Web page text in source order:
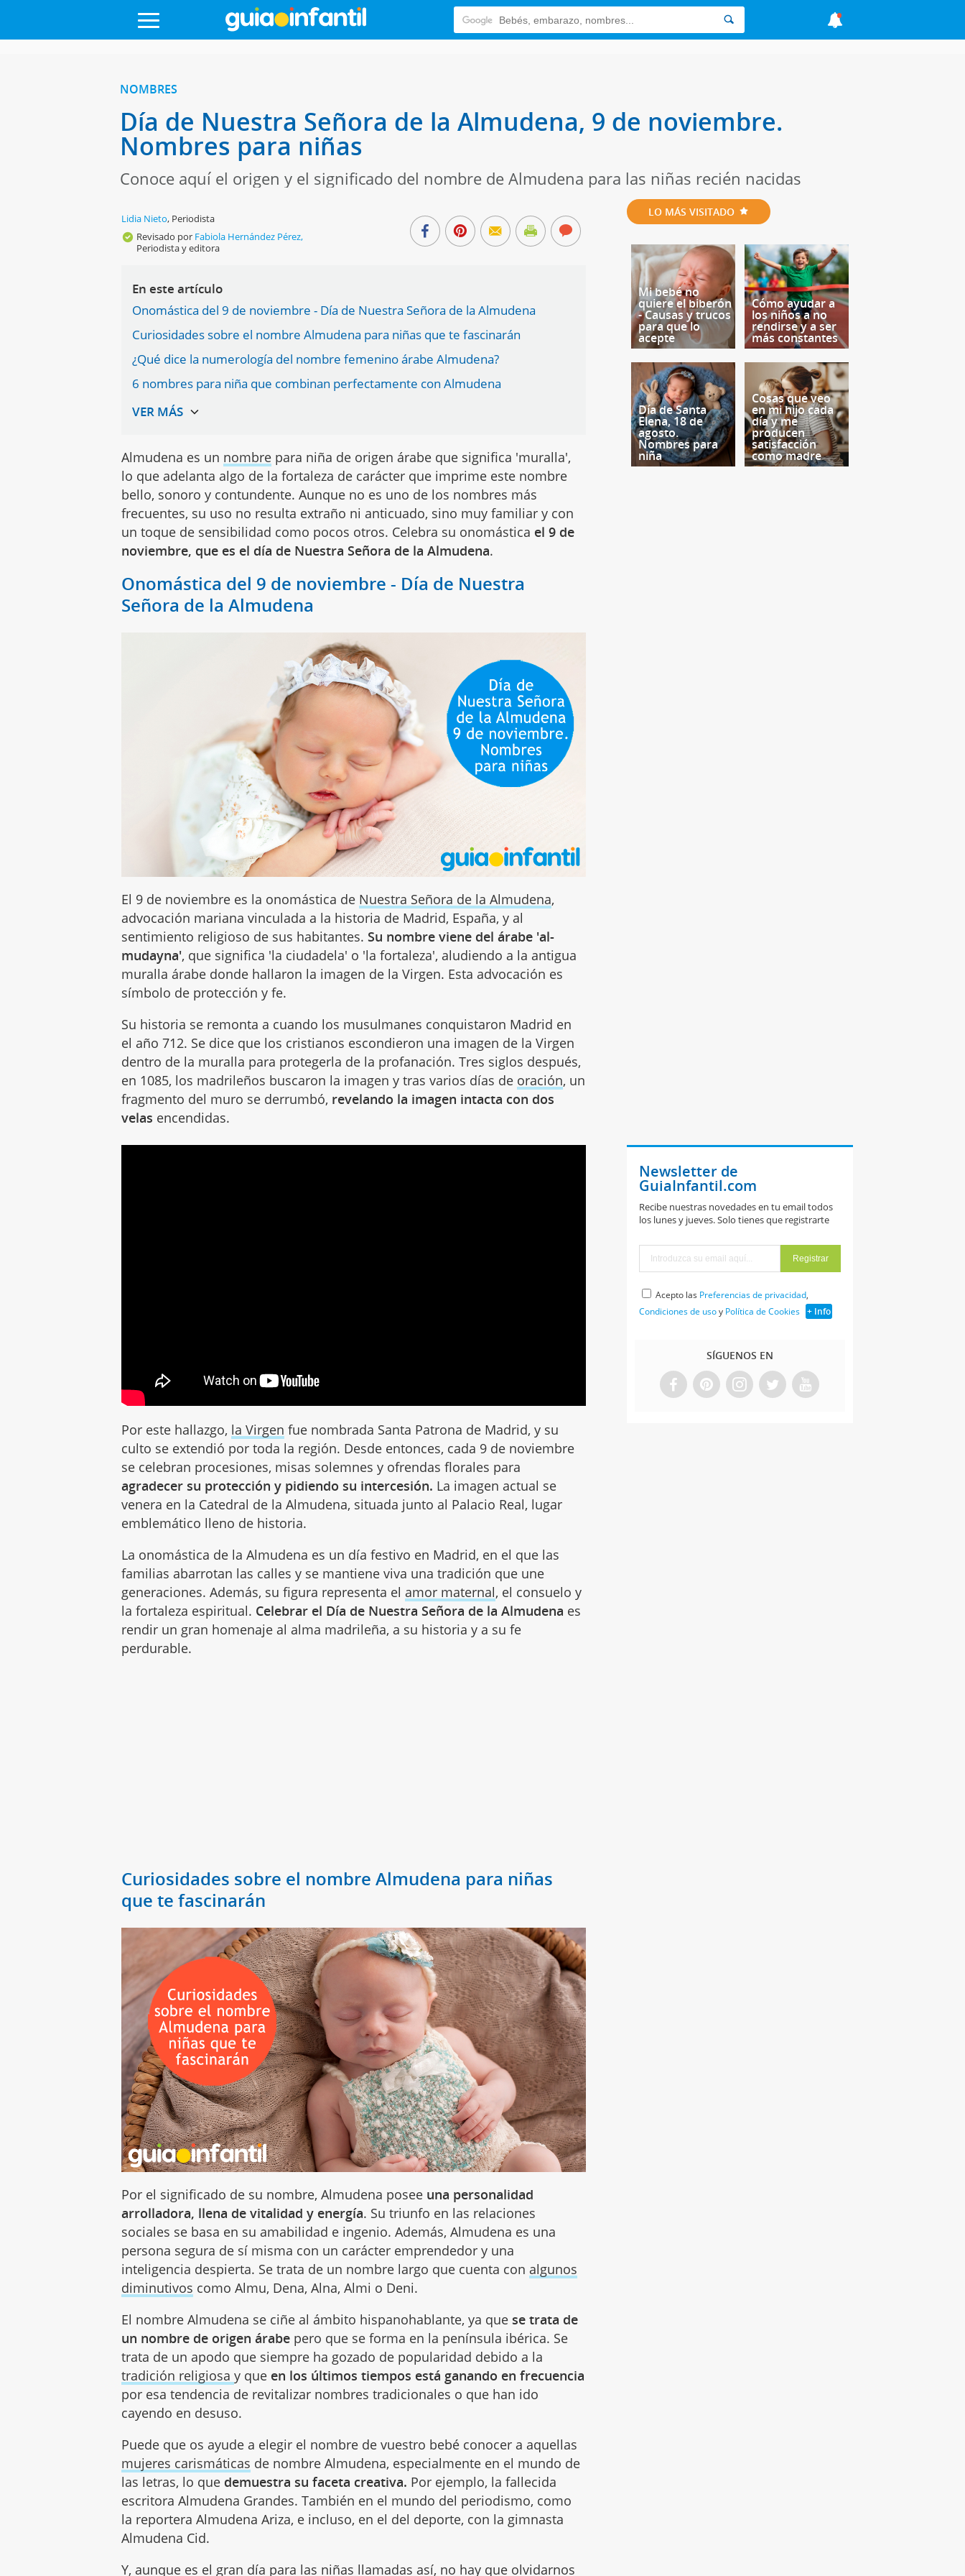
NOMBRES
Día de Nuestra Señora de la Almudena, 9 de noviembre.
Nombres para niñas
Conoce aquí el origen y el significado del nombre de Almudena para las niñas recién nacidas
Lidia Nieto, Periodista
Revisado por Fabiola Hernández Pérez,
Periodista y editora
En este artículo
Onomástica del 9 de noviembre - Día de Nuestra Señora de la Almudena
Curiosidades sobre el nombre Almudena para niñas que te fascinarán
¿Qué dice la numerología del nombre femenino árabe Almudena?
6 nombres para niña que combinan perfectamente con Almudena
Almudena es un nombre para niña de origen árabe que significa 'muralla',
lo que adelanta algo de la fortaleza de carácter que imprime este nombre
bello, sonoro y contundente. Aunque no es uno de los nombres más
frecuentes, su uso no resulta extraño ni anticuado, sino muy familiar y con
un toque de sensibilidad como pocos otros. Celebra su onomástica el 9 de
noviembre, que es el día de Nuestra Señora de la Almudena.
Onomástica del 9 de noviembre - Día de Nuestra
Señora de la Almudena
El 9 de noviembre es la onomástica de Nuestra Señora de la Almudena,
advocación mariana vinculada a la historia de Madrid, España, y al
sentimiento religioso de sus habitantes.Su nombre viene del árabe 'al-
mudayna', que significa 'la ciudadela' o 'la fortaleza', aludiendo a la antigua
muralla árabe donde hallaron la imagen de la Virgen. Esta advocación es
símbolo de protección y fe.
Su historia se remonta a cuando los musulmanes conquistaron Madrid en
el año 712. Se dice que los cristianos escondieron una imagen de la Virgen
dentro de la muralla para protegerla de la profanación. Tres siglos después,
en 1085, los madrileños buscaron la imagen y tras varios días de oración, un
fragmento del muro se derrumbó, revelando la imagen intacta con dos
velas encendidas.
Por este hallazgo, la Virgen fue nombrada Santa Patrona de Madrid, y su
culto se extendió por toda la región. Desde entonces, cada 9 de noviembre
se celebran procesiones, misas solemnes y ofrendas florales para
agradecer su protección y pidiendo su intercesión. La imagen actual se
venera en la Catedral de la Almudena, situada junto al Palacio Real, lugar
emblemático lleno de historia.
La onomástica de la Almudena es un día festivo en Madrid, en el que las
familias abarrotan las calles y se mantiene viva una tradición que une
generaciones. Además, su figura representa el amor maternal, el consuelo y
la fortaleza espiritual. Celebrar el Día de Nuestra Señora de la Almudena es
rendir un gran homenaje al alma madrileña, a su historia y a su fe
perdurable.
Curiosidades sobre el nombre Almudena para niñas
que te fascinarán
Por el significado de su nombre, Almudena posee una personalidad
arrolladora, llena de vitalidad y energía. Su triunfo en las relaciones
sociales se basa en su amabilidad e ingenio. Además, Almudena es una
persona segura de sí misma con un carácter emprendedor y una
inteligencia despierta. Se trata de un nombre largo que cuenta con algunos
diminutivos como Almu, Dena, Alna, Almi o Deni.
El nombre Almudena se ciñe al ámbito hispanohablante, ya quese trata de
un nombre de origen árabe pero que se forma en la península ibérica. Se
trata de un apodo que siempre ha gozado de popularidad debido a la
tradición religiosay que en los últimos tiempos está ganando en frecuencia
por esa tendencia de revitalizar nombres tradicionales o que han ido
cayendo en desuso.
Puede que os ayude a elegir el nombre de vuestro bebé conocer a aquellas
mujeres carismáticas de nombre Almudena, especialmente en el mundo de
las letras, lo que demuestra su faceta creativa. Por ejemplo, la fallecida
escritora Almudena Grandes. También en el mundo del periodismo, como
la reportera Almudena Ariza, e incluso, en el del deporte, con la gimnasta
Almudena Cid.
Y, aunque es el gran día para las niñas llamadas así, no hay que olvidarnos
LO MÁS VISITADO
Mi bebé no
quiere el biberón
- Causas y trucos
para que lo
acepte
Cómo ayudar a
los niños a no
rendirse y a ser
más constantes
Día de Santa
Elena, 18 de
agosto.
Nombres para
niña
Cosas que veo
en mi hijo cada
día y me
producen
satisfacción
como madre
Newsletter de
GuiaInfantil.com
Recibe nuestras novedades en tu email todos
los lunes y jueves. Solo tienes que registrarte
Acepto las Preferencias de privacidad,
Condiciones de usoy Política de Cookies + Info
SÍGUENOS EN